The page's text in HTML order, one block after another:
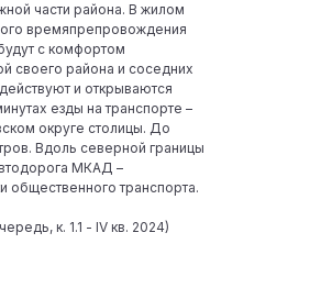
части района. В жилом
времяпрепровождения
с комфортом
своего района и соседних
и открываются
езды на транспорте –
округе столицы. До
Вдоль северной границы
МКАД –
общественного транспорта.
к. 1.1 - IV кв. 2024)